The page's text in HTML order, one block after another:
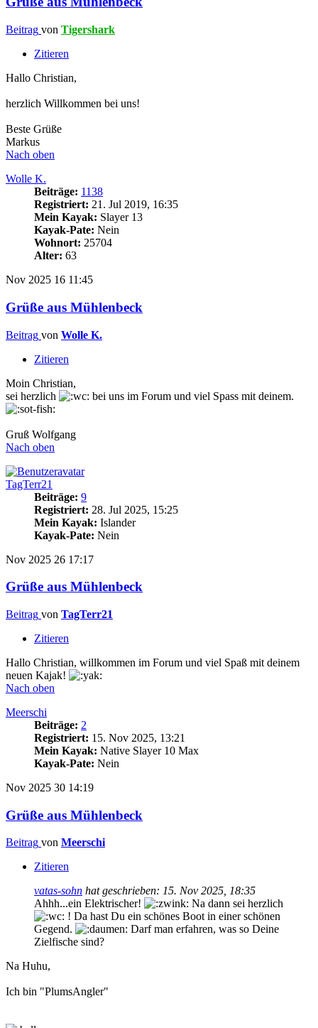
Beitrag von Tigershark
Zitieren
Hallo Christian,
herzlich Willkommen bei uns!
Beste Grüße
Markus
Nach oben
Wolle K.
Beiträge: 1138
Registriert: 21. Jul 2019, 16:35
Mein Kayak: Slayer 13
Kayak-Pate: Nein
Wohnort: 25704
Alter: 63
Nov 2025 16 11:45
Grüße aus Mühlenbeck
Beitrag von Wolle K.
Zitieren
Moin Christian,
sei herzlich
bei uns im Forum und viel Spass mit deinem.
Gruß Wolfgang
Nach oben
TagTerr21
Beiträge: 9
Registriert: 28. Jul 2025, 15:25
Mein Kayak: Islander
Kayak-Pate: Nein
Nov 2025 26 17:17
Grüße aus Mühlenbeck
Beitrag von TagTerr21
Zitieren
Hallo Christian, willkommen im Forum und viel Spaß mit deinem
neuen Kajak!
Nach oben
Meerschi
Beiträge: 2
Registriert: 15. Nov 2025, 13:21
Mein Kayak: Native Slayer 10 Max
Kayak-Pate: Nein
Nov 2025 30 14:19
Grüße aus Mühlenbeck
Beitrag von Meerschi
Zitieren
vatas-sohn hat geschrieben: 15. Nov 2025, 18:35
Ahhh...ein Elektrischer!
Na dann sei herzlich
! Da hast Du ein schönes Boot in einer schönen
Gegend.
Darf man erfahren, was so Deine
Zielfische sind?
Na Huhu,
Ich bin "PlumsAngler"